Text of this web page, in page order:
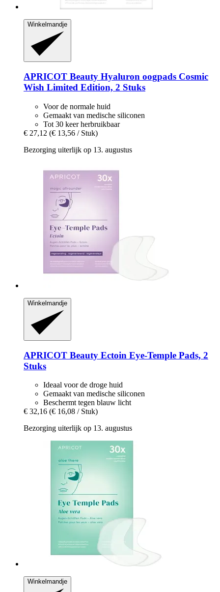
Winkelmandje
APRICOT Beauty Hyaluron oogpads Cosmic
Wish Limited Edition, 2 Stuks
Voor de normale huid
Gemaakt van medische siliconen
Tot 30 keer herbruikbaar
€ 27,12 (€ 13,56 / Stuk)
Bezorging uiterlijk op 13. augustus
Winkelmandje
APRICOT Beauty Ectoin Eye-​Temple Pads, 2
Stuks
Ideaal voor de droge huid
Gemaakt van medische siliconen
Beschermt tegen blauw licht
€ 32,16 (€ 16,08 / Stuk)
Bezorging uiterlijk op 13. augustus
Winkelmandje